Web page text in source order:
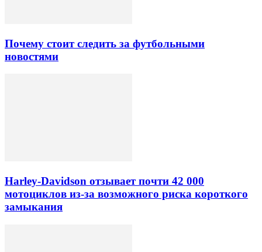
Почему стоит следить за футбольными
новостями
Harley-Davidson отзывает почти 42 000
мотоциклов из-за возможного риска короткого
замыкания